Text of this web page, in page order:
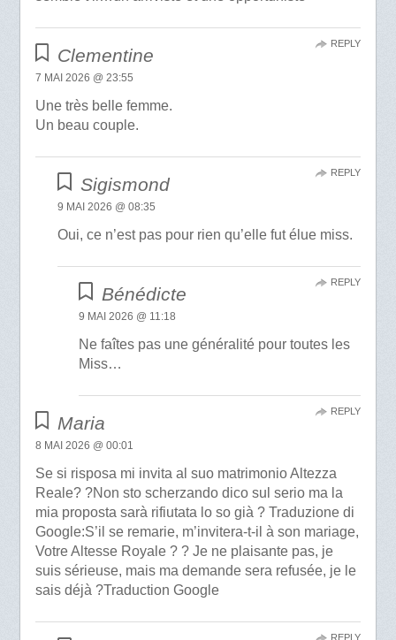
Clementine
7 MAI 2026 @ 23:55
Une très belle femme.
Un beau couple.
REPLY
Sigismond
9 MAI 2026 @ 08:35
Oui, ce n’est pas pour rien qu’elle fut élue miss.
REPLY
Bénédicte
9 MAI 2026 @ 11:18
Ne faîtes pas une généralité pour toutes les
Miss…
REPLY
Maria
8 MAI 2026 @ 00:01
Se si risposa mi invita al suo matrimonio Altezza
Reale? ?Non sto scherzando dico sul serio ma la
mia proposta sarà rifiutata lo so già ? Traduzione di
Google:S’il se remarie, m’invitera-t-il à son mariage,
Votre Altesse Royale ? ? Je ne plaisante pas, je
suis sérieuse, mais ma demande sera refusée, je le
sais déjà ?Traduction Google
REPLY
REPLY